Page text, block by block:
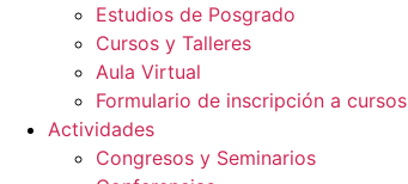
Estudios de Posgrado
Cursos y Talleres
Aula Virtual
Formulario de inscripción a cursos
Actividades
Congresos y Seminarios